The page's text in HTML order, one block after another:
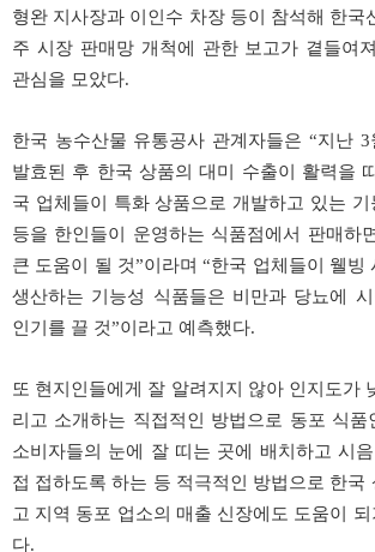
형완 지사장과 이인수 차장 등이 참석해 한국
주 시장 판매망 개척에 관한 보고가 곁들여
관심을 모았다.
한국 농수산물 유통공사 관계자들은 “지난
발효된 후 한국 상품의 대미 수출이 활력을
국 업체들이 특화 상품으로 개발하고 있는
등을 한인들이 운영하는 식품점에서 판매하
큰 도움이 될 것”이라며 “한국 업체들이 웰빙
생산하는 기능성 식품들은 비만과 당뇨에 시
인기를 끌 것”이라고 예측했다.
또 현지인들에게 잘 알려지지 않아 인지도가
리고 소개하는 직접적인 방법으로 동포 식품
소비자들의 눈에 잘 띠는 곳에 배치하고 시
접 접하도록 하는 등 적극적인 방법으로 한국
고 지역 동포 업소의 매출 신장에도 도움이
다.